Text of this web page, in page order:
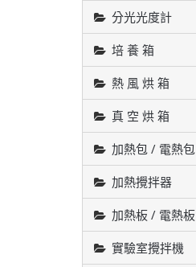
分光光度計
培 養 箱
熱 風 烘 箱
真 空 烘 箱
加熱包 / 電熱包
加熱攪拌器
加熱板 / 電熱板
實驗室攪拌機